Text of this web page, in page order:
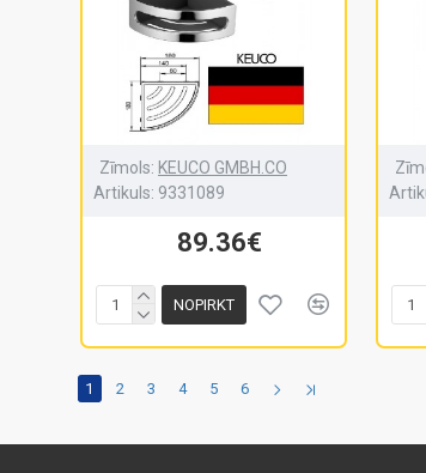
Zīmols: KEUCO GMBH.CO
Artikuls: 9331089
89.36€
NOPIRKT
1 2 3 4 5 6